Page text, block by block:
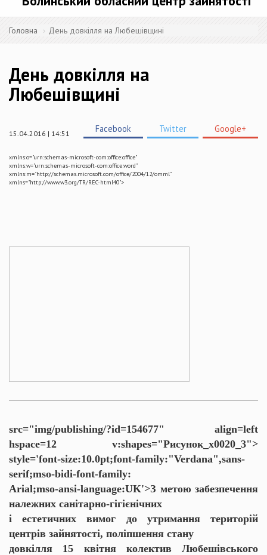
Головна День довкілля на Любешівщині
День довкілля на
Любешівщині
15.04.2016 | 14:51 Facebook Twitter Google+
xmlns:o="urn:schemas-microsoft-com:office:office"
xmlns:w="urn:schemas-microsoft-com:office:word"
xmlns:m="http://schemas.microsoft.com/office/2004/12/omml"
xmlns="http://www.w3.org/TR/REC-html40">
src="img/publishing/?id=154677" align=left
hspace=12 v:shapes="Рисунок_x0020_3">
style='font-size:10.0pt;font-family:"Verdana",sans-
serif;mso-bidi-font-family:
Arial;mso-ansi-language:UK'>З метою забезпечення
належних санітарно-гігієнічних
і естетичних вимог до утримання територій
центрів зайнятості, поліпшення стану
довкілля 15 квітня колектив Любешівського